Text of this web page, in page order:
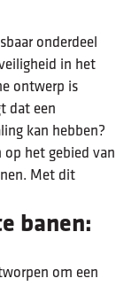
onderdeel
in het
ontwerp is
dat een
kan hebben?
het gebied van
Met dit
banen:
om een